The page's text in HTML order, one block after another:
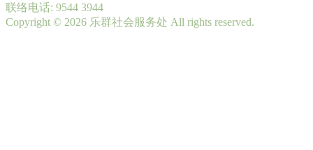
联络电话: 9544 3944
Copyright © 2026 乐群社会服务处 All rights reserved.